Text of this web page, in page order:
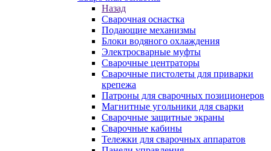
Назад
Сварочная оснастка
Подающие механизмы
Блоки водяного охлаждения
Электросварные муфты
Сварочные центраторы
Сварочные пистолеты для приварки
крепежа
Патроны для сварочных позиционеров
Магнитные угольники для сварки
Сварочные защитные экраны
Сварочные кабины
Тележки для сварочных аппаратов